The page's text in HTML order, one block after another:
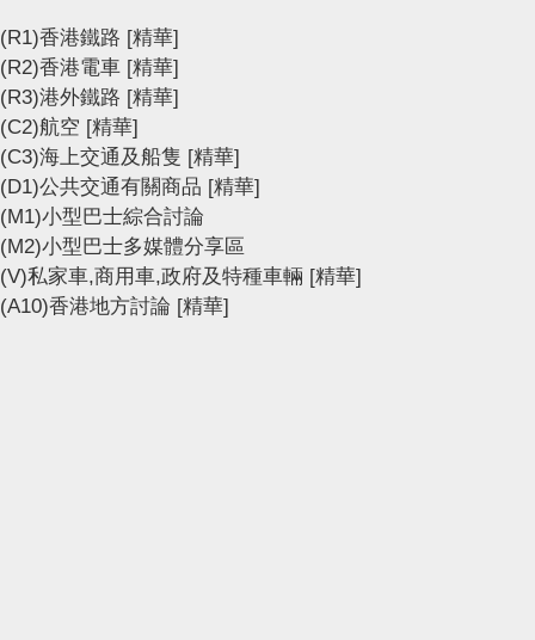
(R1)香港鐵路 [精華]
(R2)香港電車 [精華]
(R3)港外鐵路 [精華]
(C2)航空 [精華]
(C3)海上交通及船隻 [精華]
(D1)公共交通有關商品 [精華]
(M1)小型巴士綜合討論
(M2)小型巴士多媒體分享區
(V)私家車,商用車,政府及特種車輛 [精華]
(A10)香港地方討論 [精華]